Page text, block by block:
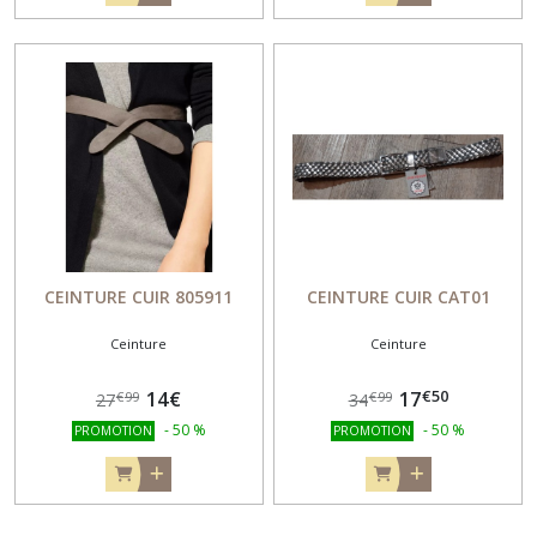
CEINTURE CUIR 805911
Ceinture
27€99 14€
PROMOTION -50 %
CEINTURE CUIR CAT01
Ceinture
34€99 17€50
PROMOTION -50 %